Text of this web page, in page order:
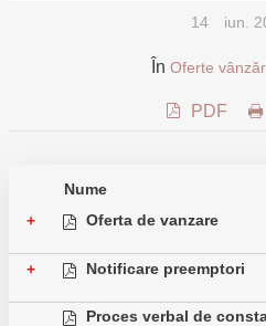
14 iun.
În Oferte
PDF
Nume
+
Oferta de vanzare
+ Notificare preemptori
Proces verbal de